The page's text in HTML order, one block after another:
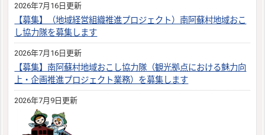
2026年7月16日更新
【募集】（地域経営組織推進プロジェクト）南阿蘇村地域おこ
し協力隊を募集します
2026年7月16日更新
【募集】南阿蘇村地域おこし協力隊（観光拠点における魅力向
上・企画推進プロジェクト業務）を募集します
2026年7月9日更新